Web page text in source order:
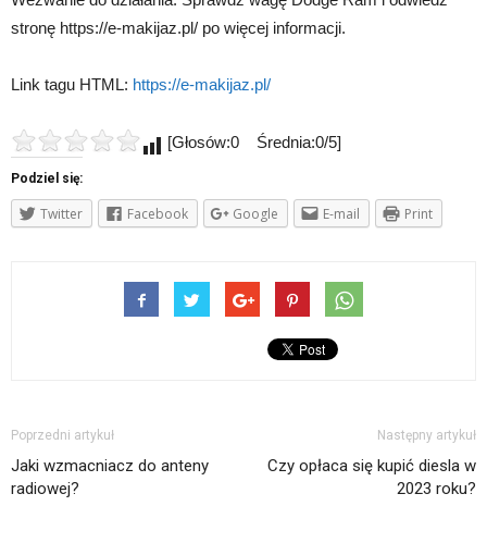
stronę https://e-makijaz.pl/ po więcej informacji.
Link tagu HTML: https://e-makijaz.pl/
[Głosów:0 Średnia:0/5]
Podziel się:
Twitter Facebook Google E-mail Print
Poprzedni artykuł
Jaki wzmacniacz do anteny
radiowej?
Następny artykuł
Czy opłaca się kupić diesla w
2023 roku?